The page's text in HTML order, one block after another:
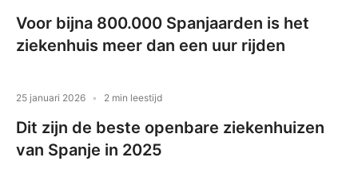
Voor bijna 800.000 Spanjaarden is het
ziekenhuis meer dan een uur rijden
25 januari 2026 2 min leestijd
Dit zijn de beste openbare ziekenhuizen
van Spanje in 2025